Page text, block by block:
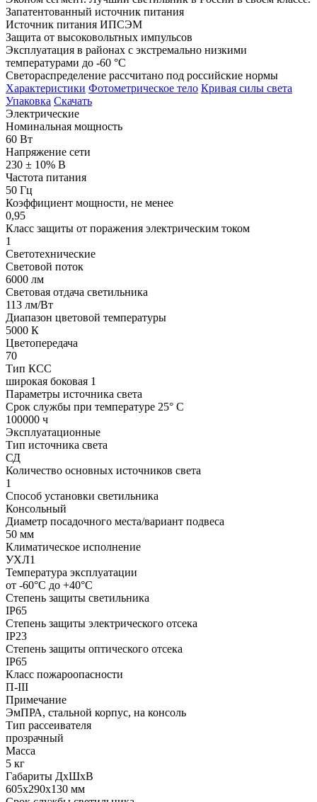
Запатентованный источник питания
Источник питания ИПСЭМ
Защита от высоковольтных импульсов
Эксплуатация в районах с экстремально низкими
температурами до -60 °С
Светораспределение рассчитано под российские нормы
Характеристики Фотометрическое тело Кривая силы света
Упаковка Скачать
Электрические
Номинальная мощность
60 Вт
Напряжение сети
230 ± 10% В
Частота питания
50 Гц
Коэффициент мощности, не менее
0,95
Класс защиты от поражения электрическим током
1
Светотехнические
Световой поток
6000 лм
Световая отдача светильника
113 лм/Вт
Диапазон цветовой температуры
5000 К
Цветопередача
70
Тип КСС
широкая боковая 1
Параметры источника света
Срок службы при температуре 25° С
100000 ч
Эксплуатационные
Тип источника света
СД
Количество основных источников света
1
Способ установки светильника
Консольный
Диаметр посадочного места/вариант подвеса
50 мм
Климатическое исполнение
УХЛ1
Температура эксплуатации
от -60°С до +40°С
Степень защиты светильника
IP65
Степень защиты электрического отсека
IP23
Степень защиты оптического отсека
IP65
Класс пожароопасности
П-III
Примечание
ЭмПРА, стальной корпус, на консоль
Тип рассеивателя
прозрачный
Масса
5 кг
Габариты ДхШхВ
605x290x130 мм